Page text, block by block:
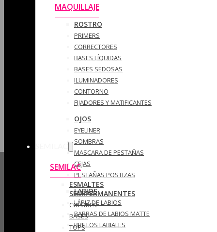
MAQUILLAJE
ROSTRO
PRIMERS
CORRECTORES
BASES LÍQUIDAS
BASES SEDOSAS
ILUMINADORES
CONTORNO
FIJADORES Y MATIFICANTES
OJOS
EYELINER
SOMBRAS
MASCARA DE PESTAÑAS
CEJAS
PESTAÑAS POSTIZAS
LABIOS
LÁPIZ DE LABIOS
BARRAS DE LABIOS MATTE
BRILLOS LABIALES
SEMILAC
ESMALTES
SEMIPERMANENTES
COLORES
BASES
TOPS